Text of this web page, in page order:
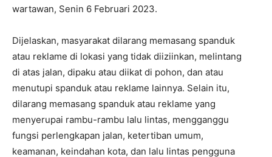
wartawan, Senin 6 Februari 2023.
Dijelaskan, masyarakat dilarang memasang spanduk
atau reklame di lokasi yang tidak diiziinkan, melintang
di atas jalan, dipaku atau diikat di pohon, dan atau
menutupi spanduk atau reklame lainnya. Selain itu,
dilarang memasang spanduk atau reklame yang
menyerupai rambu-rambu lalu lintas, mengganggu
fungsi perlengkapan jalan, ketertiban umum,
keamanan, keindahan kota, dan lalu lintas pengguna